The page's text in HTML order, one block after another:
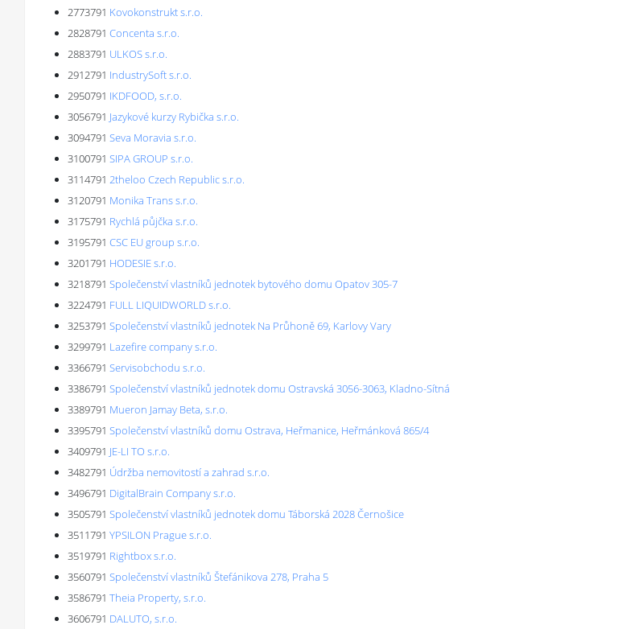
2773791 Kovokonstrukt s.r.o.
2828791 Concenta s.r.o.
2883791 ULKOS s.r.o.
2912791 IndustrySoft s.r.o.
2950791 IKDFOOD, s.r.o.
3056791 Jazykové kurzy Rybička s.r.o.
3094791 Seva Moravia s.r.o.
3100791 SIPA GROUP s.r.o.
3114791 2theloo Czech Republic s.r.o.
3120791 Monika Trans s.r.o.
3175791 Rychlá půjčka s.r.o.
3195791 CSC EU group s.r.o.
3201791 HODESIE s.r.o.
3218791 Společenství vlastníků jednotek bytového domu Opatov 305-7
3224791 FULL LIQUIDWORLD s.r.o.
3253791 Společenství vlastníků jednotek Na Průhoně 69, Karlovy Vary
3299791 Lazefire company s.r.o.
3366791 Servisobchodu s.r.o.
3386791 Společenství vlastníků jednotek domu Ostravská 3056-3063, Kladno-Sítná
3389791 Mueron Jamay Beta, s.r.o.
3395791 Společenství vlastníků domu Ostrava, Heřmanice, Heřmánková 865/4
3409791 JE-LI TO s.r.o.
3482791 Údržba nemovitostí a zahrad s.r.o.
3496791 DigitalBrain Company s.r.o.
3505791 Společenství vlastníků jednotek domu Táborská 2028 Černošice
3511791 YPSILON Prague s.r.o.
3519791 Rightbox s.r.o.
3560791 Společenství vlastníků Štefánikova 278, Praha 5
3586791 Theia Property, s.r.o.
3606791 DALUTO, s.r.o.